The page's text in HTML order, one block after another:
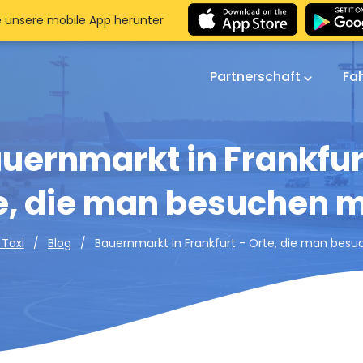
Partnerschaft
in
die man besuchen
Blog Bauernmarkt in Frankfurt - Orte, die man
unsere mobile App herunter